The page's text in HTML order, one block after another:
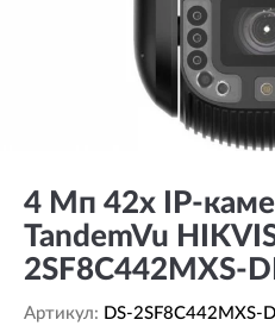
4 Мп 42х IP-
TandemVu
2SF8C442MXS-
Артикул: DS-2SF8C442MXS-